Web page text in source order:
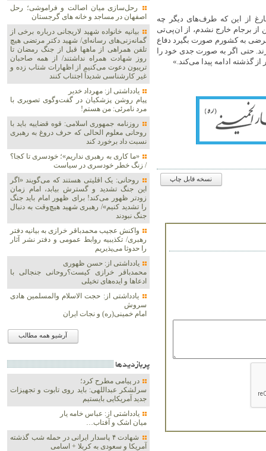
از این که طرف‌های دیگر چه
از برجام خارج نشدم، از ان‌پی‌تی‌
به کشورم صورت بگیرد دفاع
حتی اگر به صورت جدی خود را
گذشته ادامه پیدا می‌کند.»
نسخه قابل چاپ
رحل‌سازی میان اصالت و فراموشی؛ رحل
اصفهان در مساجد و خانه های گرجستان
بیانیه خانواده شهید لاریجانی درباره برخی از
گمانه‌زنی‌های رسانه‌ای/ شهید دکتر مرتضی هیچ
تلفن همراهی از ماهها قبل از جنگ رمضان تا
روز شهادت همراه نداشتند/ از همه صاحبان
تریبون دعوت می‌کنیم از اظهارات شتاب زده و
غیر کارشناسی شدیداً اجتناب کنند
یادداشتی از: مهرداد خدیر
پیام روشن پزشکیان در گفت‌و‌گوی تصویری با
مرد نامرئی: من هستم!
روزنامه جمهوری اسلامی: قوه قضاییه باید با
روحانی معلوم الحالی که حرف دروغ به رهبری
نسبت داد برخورد کند
«ما کاری به رهبری نداریم»؛ خودسری تا کجا؟
/ زنگ خطر خودسری در سیاست
روحانی: یک اقلیتی هستند که می‌گویند «اگر
این جنگ تشدید و گسترش بیابد، امام زمان
زودتر ظهور می‌کند! برای ظهور امام باید جنگ
را تشدید کنیم»/ رهبری شهید هیچ‌وقت به دنبال
جنگ نبودند
واکنش عجیب محمدباقر خرازی به بیانیه دفتر
رهبری/ تکذیبیه روابط عمومی و دفتر نشر آثار
را حدوثا می‌پذیریم
یادداشتی از: حسن ظهوری
محمدباقر خرازی کیست؟روحانی جنجالی با
ادعاها و ایده‌های تخیلی
یادداشتی از: حجت الاسلام والمسلمین هادی
سروش
امام خمینی(ره) و نجات ایران
آرشیو همه مطالب
پربازديدها
در پیامی مطرح کرد؛
سرلشکر عبداللهی: باید روی تابوت و تجهیزات
جدید آمریکایی بایستیم
یادداشتی از: عباس خامه یار
میان اشک و آفتاب…
شهادت ۴ پاسدار ایرانی در حمله شب گذشته
آمریکا و سعودی به کربلا + اسامی